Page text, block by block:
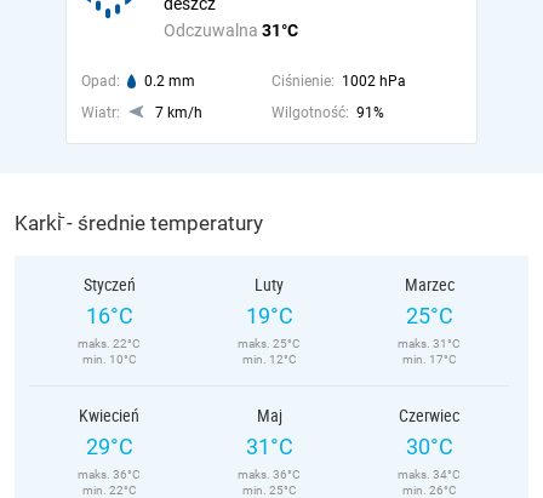
Odczuwalna 31°C
Opad: 0.2 mm Ciśnienie: 1002 hPa
Wiatr:
7 km/h Wilgotność: 91%
Karki̇̄ - średnie temperatury
Styczeń
16°C
maks. 22°C
min. 10°C
Luty
19°C
maks. 25°C
min. 12°C
Marzec
25°C
maks. 31°C
min. 17°C
Kwiecień
29°C
maks. 36°C
min. 22°C
Maj
31°C
maks. 36°C
min. 25°C
Czerwiec
30°C
maks. 34°C
min. 26°C